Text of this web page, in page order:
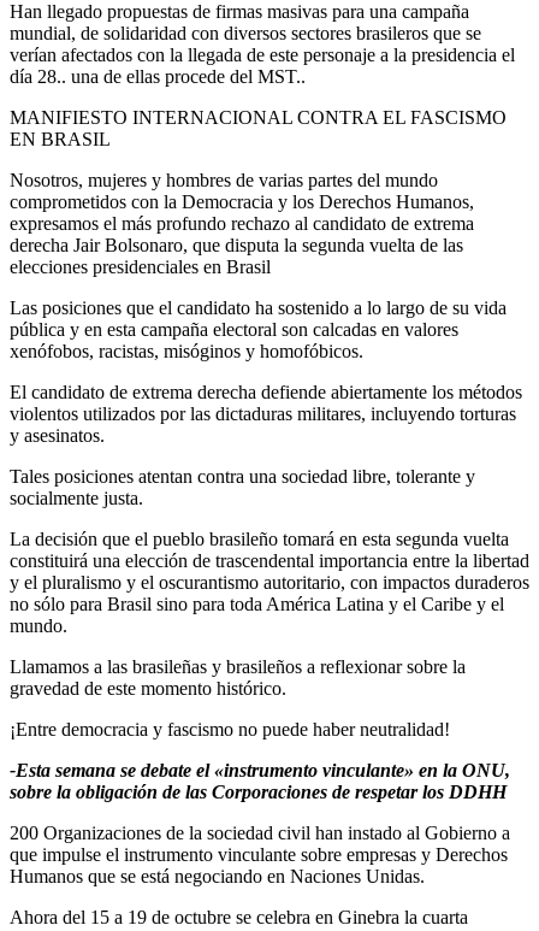
Han llegado propuestas de firmas masivas para una campaña
mundial, de solidaridad con diversos sectores brasileros que se
verían afectados con la llegada de este personaje a la presidencia el
día 28.. una de ellas procede del MST..
MANIFIESTO INTERNACIONAL CONTRA EL FASCISMO
EN BRASIL
Nosotros, mujeres y hombres de varias partes del mundo
comprometidos con la Democracia y los Derechos Humanos,
expresamos el más profundo rechazo al candidato de extrema
derecha Jair Bolsonaro, que disputa la segunda vuelta de las
elecciones presidenciales en Brasil
Las posiciones que el candidato ha sostenido a lo largo de su vida
pública y en esta campaña electoral son calcadas en valores
xenófobos, racistas, misóginos y homofóbicos.
El candidato de extrema derecha defiende abiertamente los métodos
violentos utilizados por las dictaduras militares, incluyendo torturas
y asesinatos.
Tales posiciones atentan contra una sociedad libre, tolerante y
socialmente justa.
La decisión que el pueblo brasileño tomará en esta segunda vuelta
constituirá una elección de trascendental importancia entre la libertad
y el pluralismo y el oscurantismo autoritario, con impactos duraderos
no sólo para Brasil sino para toda América Latina y el Caribe y el
mundo.
Llamamos a las brasileñas y brasileños a reflexionar sobre la
gravedad de este momento histórico.
¡Entre democracia y fascismo no puede haber neutralidad!
-Esta semana se debate el «instrumento vinculante» en la ONU,
sobre la obligación de las Corporaciones de respetar los DDHH
200 Organizaciones de la sociedad civil han instado al Gobierno a
que impulse el instrumento vinculante sobre empresas y Derechos
Humanos que se está negociando en Naciones Unidas.
Ahora del 15 a 19 de octubre se celebra en Ginebra la cuarta